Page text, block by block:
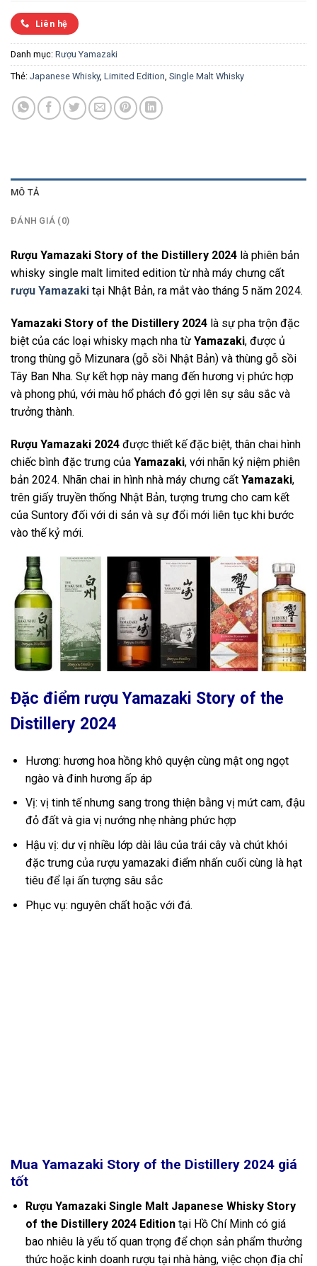
Liên hệ
Danh mục: Rượu Yamazaki
Thẻ: Japanese Whisky, Limited Edition, Single Malt Whisky
MÔ TẢ
ĐÁNH GIÁ (0)
Rượu Yamazaki Story of the Distillery 2024 là phiên bản
whisky single malt limited edition từ nhà máy chưng cất
rượu Yamazaki tại Nhật Bản, ra mắt vào tháng 5 năm 2024.
Yamazaki Story of the Distillery 2024 là sự pha trộn đặc
biệt của các loại whisky mạch nha từ Yamazaki, được ủ
trong thùng gỗ Mizunara (gỗ sồi Nhật Bản) và thùng gỗ sồi
Tây Ban Nha. Sự kết hợp này mang đến hương vị phức hợp
và phong phú, với màu hổ phách đỏ gợi lên sự sâu sắc và
trưởng thành.
Rượu Yamazaki 2024 được thiết kế đặc biệt, thân chai hình
chiếc bình đặc trưng của Yamazaki, với nhãn kỷ niệm phiên
bản 2024. Nhãn chai in hình nhà máy chưng cất Yamazaki,
trên giấy truyền thống Nhật Bản, tượng trưng cho cam kết
của Suntory đối với di sản và sự đổi mới liên tục khi bước
vào thế kỷ mới.
Đặc điểm rượu Yamazaki Story of the
Distillery 2024
Hương: hương hoa hồng khô quyện cùng mật ong ngọt
ngào và đinh hương ấp áp
Vị: vị tinh tế nhưng sang trong thiện bằng vị mứt cam, đậu
đỏ đất và gia vị nướng nhẹ nhàng phức hợp
Hậu vị: dư vị nhiều lớp dài lâu của trái cây và chút khói
đặc trưng của rượu yamazaki điểm nhấn cuối cùng là hạt
tiêu để lại ấn tượng sâu sắc
Phục vụ: nguyên chất hoặc với đá.
Mua Yamazaki Story of the Distillery 2024 giá
tốt
Rượu Yamazaki Single Malt Japanese Whisky Story
of the Distillery 2024 Editiontại Hồ Chí Minh có giá
bao nhiêu là yếu tố quan trọng để chọn sản phẩm thưởng
thức hoặc kinh doanh rượu tại nhà hàng, việc chọn địa chỉ